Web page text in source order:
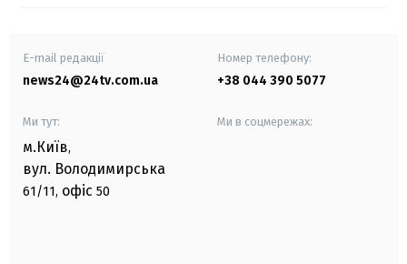
E-mail редакції
news24@24tv.com.ua
Номер телефону:
+38 044 390 5077
Ми тут:
м.Київ,
вул. Володимирська
61/11, офіс 50
Ми в соцмережах: